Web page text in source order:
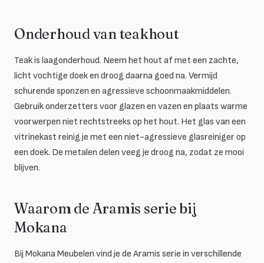
Onderhoud van teakhout
Teak is laagonderhoud. Neem het hout af met een zachte,
licht vochtige doek en droog daarna goed na. Vermijd
schurende sponzen en agressieve schoonmaakmiddelen.
Gebruik onderzetters voor glazen en vazen en plaats warme
voorwerpen niet rechtstreeks op het hout. Het glas van een
vitrinekast reinig je met een niet-agressieve glasreiniger op
een doek. De metalen delen veeg je droog na, zodat ze mooi
blijven.
Waarom de Aramis serie bij
Mokana
Bij Mokana Meubelen vind je de Aramis serie in verschillende